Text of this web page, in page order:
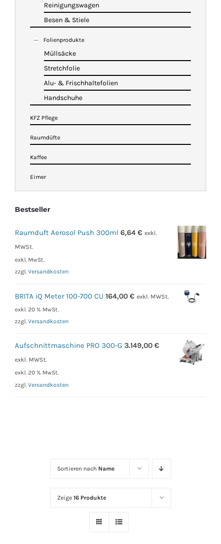
Sortieren nach Name
Zeige 16 Produkte
Reinigungswagen
Besen & Stiele
Folienprodukte
Müllsäcke
Stretchfolie
Alu- & Frischhaltefolien
Handschuhe
KFZ Pflege
Raumdüfte
Kaffee
Eimer
Bestseller
Raumduft Aerosol Push 300ml 6,64 € exkl.
MWSt.
exkl. MwSt.
zzgl. Versandkosten
BRITA iQ Meter 100-700 CU 164,00 € exkl. MWSt.
exkl. 20 % MwSt.
zzgl. Versandkosten
Aufschnittmaschine PRO 300-G 3.149,00 €
exkl. MWSt.
exkl. 20 % MwSt.
zzgl. Versandkosten